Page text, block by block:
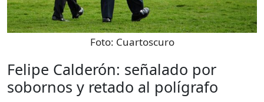
Foto: Cuartoscuro
Felipe Calderón: señalado por
sobornos y retado al polígrafo